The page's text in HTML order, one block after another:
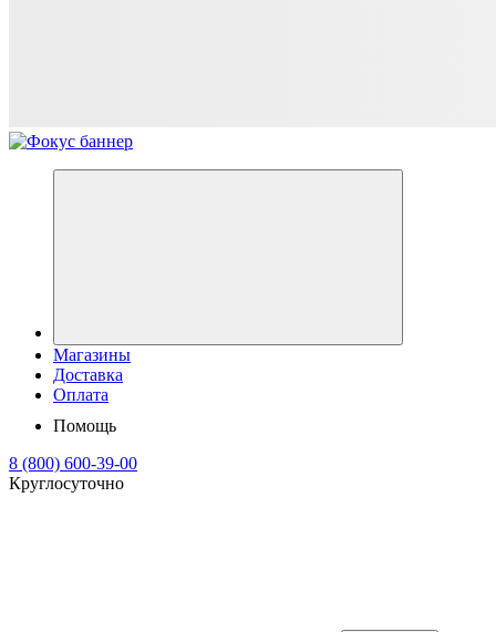
Магазины
Доставка
Оплата
Помощь
8 (800) 600-39-00
Круглосуточно